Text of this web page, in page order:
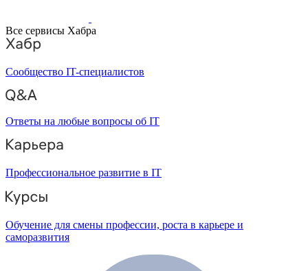
Все сервисы Хабра
Сообщество IT-специалистов
Ответы на любые вопросы об IT
Профессиональное развитие в IT
Обучение для смены профессии, роста в карьере и
саморазвития